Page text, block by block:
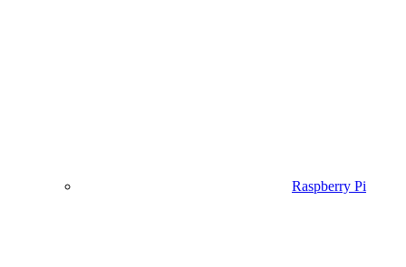
Raspberry Pi